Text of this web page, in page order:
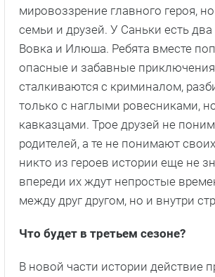
мировоззрение главного героя,
семьи и друзей. У Саньки есть
Вовка и Илюша. Ребята вместе
опасные и забавные
сталкиваются с криминалом,
только с наглыми ровесниками,
кавказцами. Трое друзей не
родителей, а те не понимают
никто из героев истории еще не
впереди их ждут непростые
между друг другом, но и внутри
Что будет в третьем сезоне?
В новой части истории действие